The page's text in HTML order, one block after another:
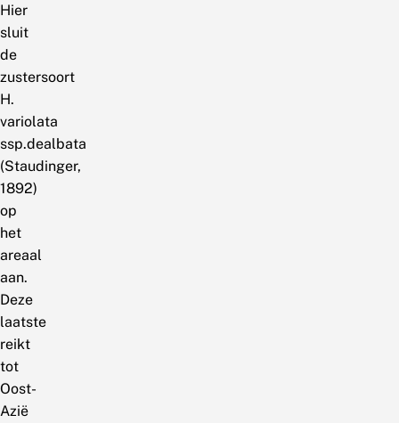
Hier
sluit
de
zustersoort
H.
variolata
ssp.dealbata
(Staudinger,
1892)
op
het
areaal
aan.
Deze
laatste
reikt
tot
Oost-
Azië